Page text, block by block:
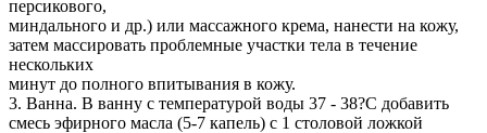
персикового,
миндального и др.) или массажного крема, нанести на кожу,
затем массировать проблемные участки тела в течение
нескольких
минут до полного впитывания в кожу.
3. Ванна. В ванну с температурой воды 37 - 38?С добавить
смесь эфирного масла (5-7 капель) с 1 столовой ложкой